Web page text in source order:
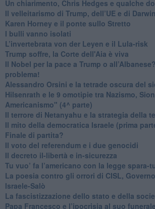
​Un chiarimento, Chris Hedges e qualche
Il velleitarismo di Trump, dell’UE e di Darwin
​Karen Horney e il ponte sullo Stretto
​I bulli vanno isolati
L’invertebrata von der Leyen e il Lula-risk
Trump soffre, la Corte dell'Aia è viva
​Il Nobel per la pace a Trump o
problema!
​Alessandro Orsini e la tetrade oscura del
​Hilsenrath e le 9 omotipie tra Nazismo,
Americanismo" (4^ parte)
​Il terrore di Netanyahu e la strategia della
Il mito della democratica Israele (prima
​Finale di partita?
​Il voto del referendum e i due genocidi
Il decreto il-libertà e in-sicurezza
Tu vuo’ fa l’americano con la legge spara-
La poesia contro gli orrori di CISL,
Israele-Salò
​La fascistizzazione dello stato e della
Papa Francesco e l’ipocrisia al suo